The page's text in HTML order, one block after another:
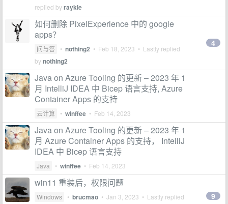
replied byraykle
如何删除 PixelExperience 中的 google
apps？
问与答 • nothing2 • Feb 18, 2023 • Lastly replied
bynothing2
4
Java on Azure Tooling 的更新 – 2023 年 1
月 IntelliJ IDEA 中 Bicep 语言支持, Azure
Container Apps 的支持
云计算 • winffee • Feb 14, 2023
Java on Azure Tooling 的更新 – 2023 年 1
月 Azure Container Apps 的支持， IntelliJ
IDEA 中 Bicep 语言支持
Java • winffee • Feb 14, 2023
win11 重装后，权限问题
Windows • brucmao • Jan 3, 2023 • Lastly replied
9